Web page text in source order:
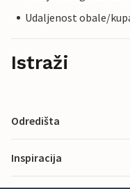
Udaljenost obale/
Istraži
Odredišta
Inspiracija